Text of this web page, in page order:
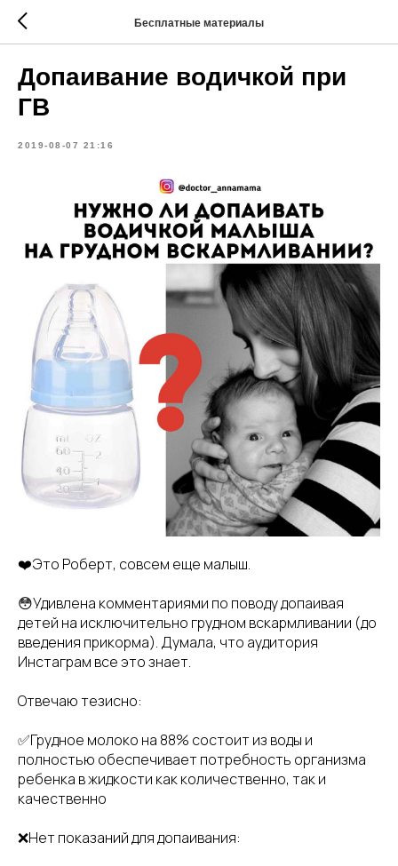
Бесплатные материалы
Допаивание водичкой при
ГВ
2019-08-07 21:16
❤️Это Роберт, совсем еще малыш.
😳Удивлена комментариями по поводу допаивая
детей на исключительно грудном вскармливании (до
введения прикорма). Думала, что аудитория
Инстаграм все это знает.
Отвечаю тезисно:
✅Грудное молоко на 88% состоит из воды и
полностью обеспечивает потребность организма
ребенка в жидкости как количественно, так и
качественно
❌Нет показаний для допаивания: